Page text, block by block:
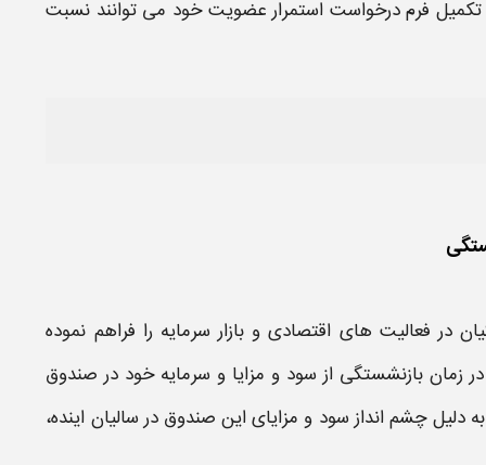
فرم درخواست استمرار عضویتخود می توانند نسبت
در فعالیت های اقتصادی و بازار سرمایه را فراهم نموده
زمان بازنشستگی از سود و مزایا و سرمایه خود در صندوق
دلیل چشم انداز سود و مزایای این صندوقدر سالیان اینده،